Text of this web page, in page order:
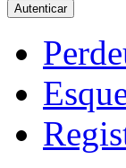
Autenticar